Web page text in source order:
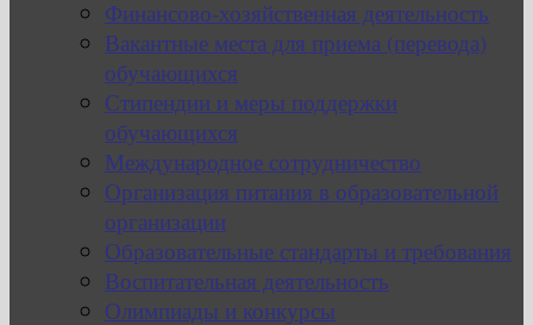
Финансово-хозяйственная деятельность
Вакантные места для приема (перевода)
обучающихся
Стипендии и меры поддержки
обучающихся
Международное сотрудничество
Организация питания в образовательной
организации
Образовательные стандарты и требования
Воспитательная деятельность
Олимпиады и конкурсы